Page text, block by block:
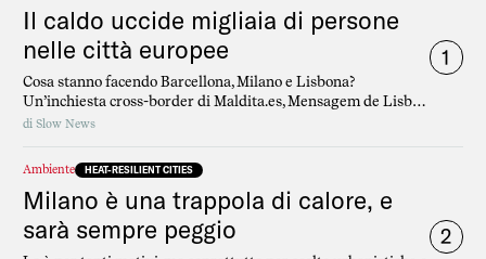
Il caldo uccide migliaia di persone
nelle città europee
Cosa stanno facendo Barcellona, Milano e Lisbona?
Un’inchiesta cross-border di Maldita.es, Mensagem de Lisboa
e Slow News.
di Slow News
1
Ambiente HEAT-RESILIENT CITIES
Milano è una trappola di calore, e
sarà sempre peggio
2